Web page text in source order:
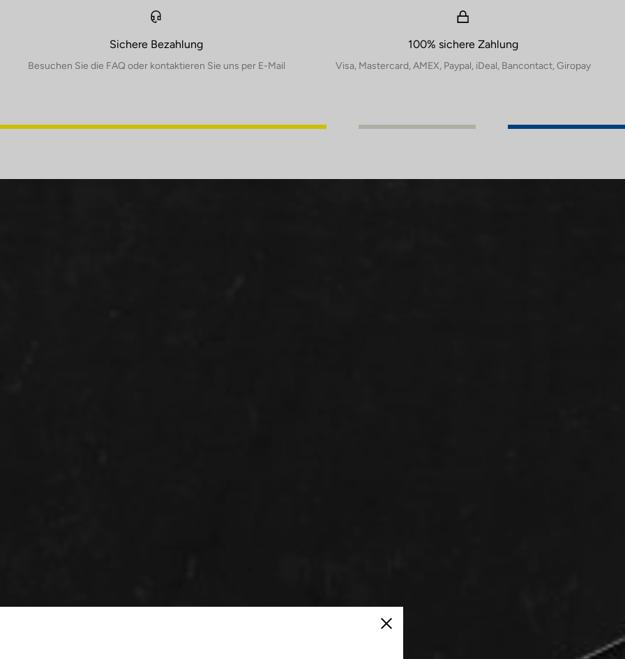
Sichere Bezahlung
Besuchen Sie die FAQ oder kontaktieren Sie uns per E-Mail
100% sichere Zahlung
Visa, Mastercard, AMEX, Paypal, iDeal, Bancontact, Giropay
Schließen